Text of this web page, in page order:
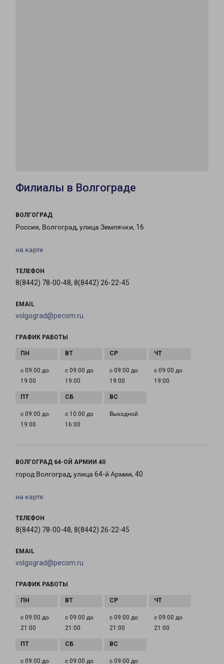
Филиалы в Волгограде
ВОЛГОГРАД
Россия, Волгоград, улица Землячки, 16
на карте
ТЕЛЕФОН
8(8442) 78-00-48, 8(8442) 26-22-45
EMAIL
volgograd@pecom.ru
ГРАФИК РАБОТЫ
с 09:00 до
19:00
с 09:00 до
19:00
с 09:00 до
19:00
с 09:00 до
19:00
с 09:00 до
19:00
с 10:00 до
16:00
Выходной
ВОЛГОГРАД 64-ОЙ АРМИИ 40
город Волгоград, улица 64-й Армии, 40
на карте
ТЕЛЕФОН
8(8442) 78-00-48, 8(8442) 26-22-45
EMAIL
volgograd@pecom.ru
ГРАФИК РАБОТЫ
с 09:00 до
21:00
с 09:00 до
21:00
с 09:00 до
21:00
с 09:00 до
21:00
с 09:00 до с 09:00 до с 09:00 до